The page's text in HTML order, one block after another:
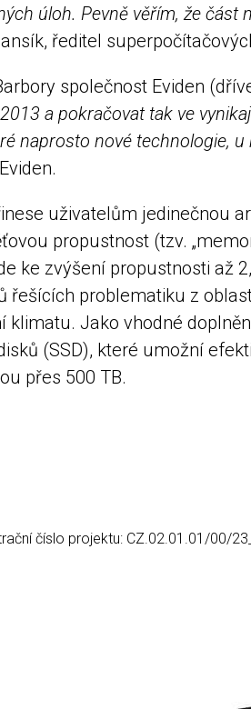
úloh. Pevně věřím, že část
ředitel
společnost Eviden
a pokračovat tak ve
naprosto nové technologie,
uživatelům jedinečnou
propustnost (tzv.
ke zvýšení propustnosti až
problematiku z
Jako vhodné
(SSD), které umožní
přes 500 TB.
číslo projektu: CZ.02.01.01/00/